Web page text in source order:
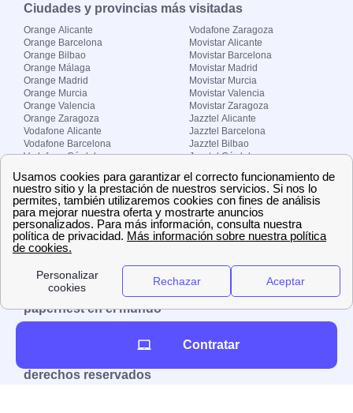
Ciudades y provincias más visitadas
Orange Alicante
Orange Barcelona
Orange Bilbao
Orange Málaga
Orange Madrid
Orange Murcia
Orange Valencia
Orange Zaragoza
Vodafone Alicante
Vodafone Barcelona
Vodafone Córdoba
Vodafone Madrid
Vodafone Murcia
Vodafone Valencia
Vodafone Zaragoza
Movistar Alicante
Movistar Barcelona
Movistar Madrid
Movistar Murcia
Movistar Valencia
Movistar Zaragoza
Jazztel Alicante
Jazztel Barcelona
Jazztel Bilbao
Jazztel Córdoba
Jazztel Málaga
Jazztel Valencia
Jazztel Zaragoza
Sobre Zona-internet.com
¿Quiénes somos?
El grupo papernest
Aviso legal Nuestras ofertas de trabajo
papernest en el mundo
Reino Unido
derechos reservados
Contratar